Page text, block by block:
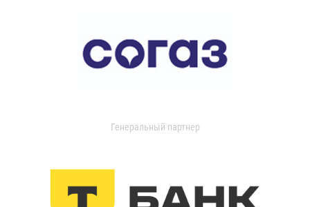
Генеральный партнер